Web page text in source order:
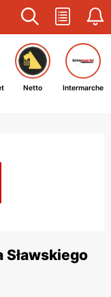
Netto Intermarche
Sławskiego